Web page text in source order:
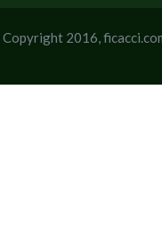
Copyright 2016,